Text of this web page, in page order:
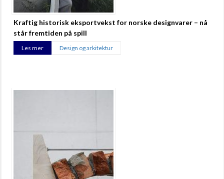
Kraftig historisk eksportvekst for norske designvarer – nå
står fremtiden på spill
Les mer Design og arkitektur